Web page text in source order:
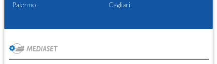
Palermo Cagliari